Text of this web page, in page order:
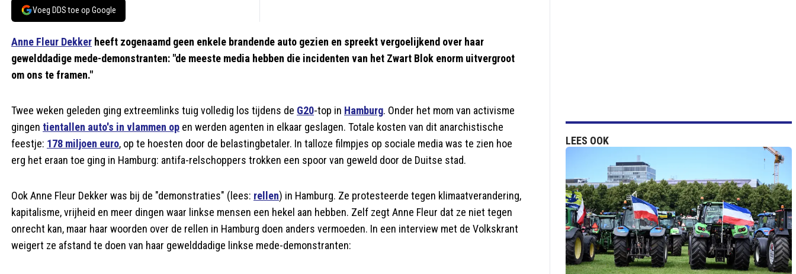
Voeg DDS toe op Google
Anne Fleur Dekker heeft zogenaamd geen enkele brandende auto gezien en spreekt vergoelijkend over haar
gewelddadige mede-demonstranten: "de meeste media hebben die incidenten van het Zwart Blok enorm uitvergroot
om ons te framen."
Twee weken geleden ging extreemlinks tuig volledig los tijdens de G20-top in Hamburg. Onder het mom van activisme
gingen tientallen auto's in vlammen op en werden agenten in elkaar geslagen. Totale kosten van dit anarchistische
feestje: 178 miljoen euro, op te hoesten door de belastingbetaler. In talloze filmpjes op sociale media was te zien hoe
erg het eraan toe ging in Hamburg: antifa-relschoppers trokken een spoor van geweld door de Duitse stad.
Ook Anne Fleur Dekker was bij de "demonstraties" (lees: rellen) in Hamburg. Ze protesteerde tegen klimaatverandering,
kapitalisme, vrijheid en meer dingen waar linkse mensen een hekel aan hebben. Zelf zegt Anne Fleur dat ze niet tegen
onrecht kan, maar haar woorden over de rellen in Hamburg doen anders vermoeden. In een interview met de Volkskrant
weigert ze afstand te doen van haar gewelddadige linkse mede-demonstranten:
LEES OOK